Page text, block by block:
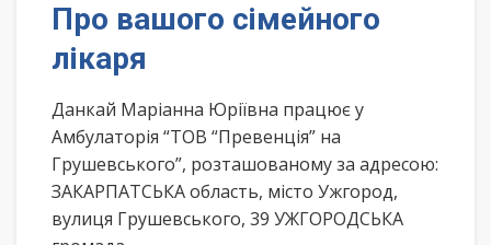
Про вашого сімейного
лікаря
Данкай Маріанна Юріївна працює у
Амбулаторія “ТОВ “Превенція” на
Грушевського”, розташованому за адресою:
ЗАКАРПАТСЬКА область, місто Ужгород,
вулиця Грушевського, 39 УЖГОРОДСЬКА